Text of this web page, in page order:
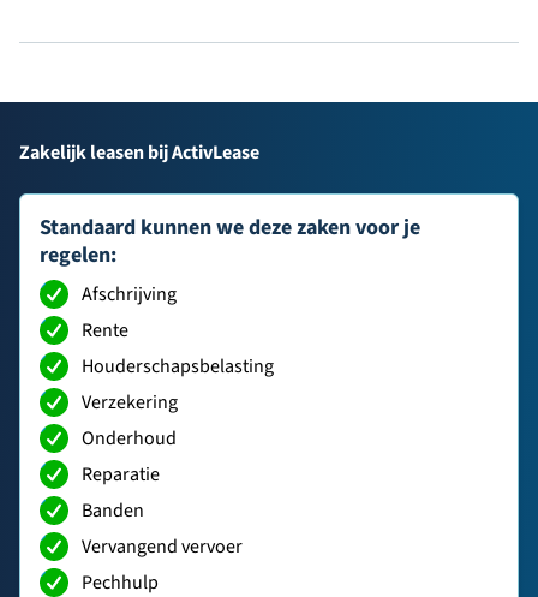
Zakelijk leasen bij ActivLease
Standaard kunnen we deze zaken voor je
regelen:
Afschrijving
Rente
Houderschapsbelasting
Verzekering
Onderhoud
Reparatie
Banden
Vervangend vervoer
Pechhulp